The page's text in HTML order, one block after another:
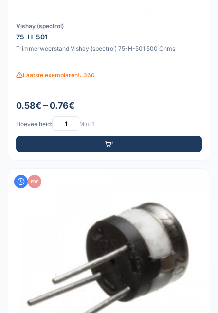
Vishay (spectrol)
75-H-501
Trimmerweerstand Vishay (spectrol) 75-H-501 500 Ohms
Laatste exemplaren!: 360
0.58€ – 0.76€
Hoeveelheid: Min: 1
PDF